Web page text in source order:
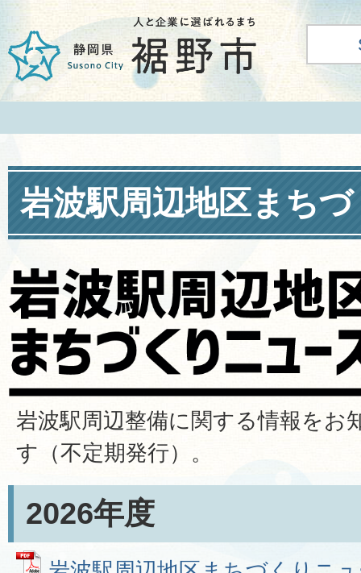
岩波駅周辺地区まち
岩波駅周辺整備に関する情報をお
す（不定期発行）。
2026年度